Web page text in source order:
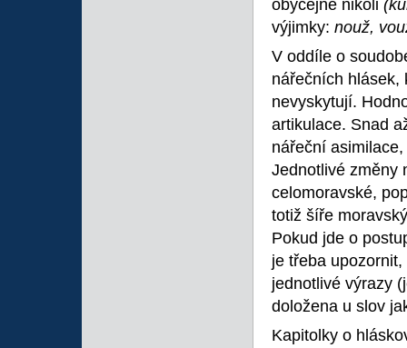
obyčejně nikoli
výjimky: nouž,
V oddíle o
nářečních hlásek,
nevyskytují.
artikulace. Snad
nářeční
Jednotlivé změny
celomoravské,
totiž šíře
Pokud jde o
je třeba
jednotlivé výrazy
doložena u slov
Kapitolky o